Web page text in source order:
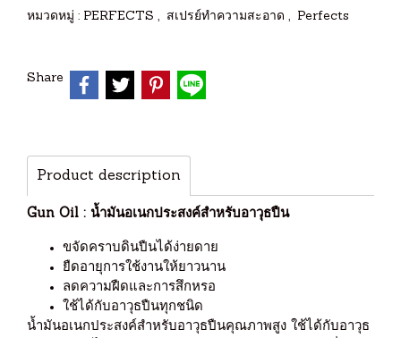
หมวดหมู่ : PERFECTS , สเปรย์ทำความสะอาด , Perfects
Share
Product description
Gun Oil : น้ำมันอเนกประสงค์สำหรับอาวุธปืน
ขจัดคราบดินปืนได้ง่ายดาย
ยืดอายุการใช้งานให้ยาวนาน
ลดความฝืดและการสึกหรอ
ใช้ได้กับอาวุธปืนทุกชนิด
น้ำมันอเนกประสงค์สำหรับอาวุธปืนคุณภาพสูง ใช้ได้กับอาวุธ